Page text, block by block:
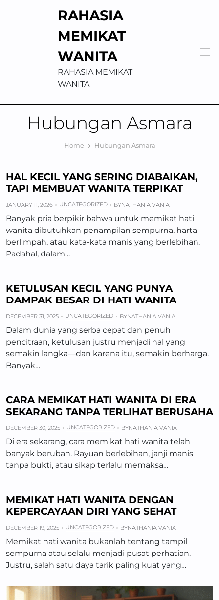
RAHASIA
MEMIKAT
WANITA
RAHASIA MEMIKAT
WANITA
Hubungan Asmara
Home Hubungan Asmara
HAL KECIL YANG SERING DIABAIKAN,
TAPI MEMBUAT WANITA TERPIKAT
JANUARY 11, 2026 UNCATEGORIZED BYNATHANIA VANIA
Banyak pria berpikir bahwa untuk memikat hati
wanita dibutuhkan penampilan sempurna, harta
berlimpah, atau kata-kata manis yang berlebihan.
Padahal, dalam…
KETULUSAN KECIL YANG PUNYA
DAMPAK BESAR DI HATI WANITA
DECEMBER 31, 2025 UNCATEGORIZED BYNATHANIA VANIA
Dalam dunia yang serba cepat dan penuh
pencitraan, ketulusan justru menjadi hal yang
semakin langka—dan karena itu, semakin berharga.
Banyak…
CARA MEMIKAT HATI WANITA DI ERA
SEKARANG TANPA TERLIHAT BERUSAHA
DECEMBER 30, 2025 UNCATEGORIZED BYNATHANIA VANIA
Di era sekarang, cara memikat hati wanita telah
banyak berubah. Rayuan berlebihan, janji manis
tanpa bukti, atau sikap terlalu memaksa…
MEMIKAT HATI WANITA DENGAN
KEPERCAYAAN DIRI YANG SEHAT
DECEMBER 19, 2025 UNCATEGORIZED BYNATHANIA VANIA
Memikat hati wanita bukanlah tentang tampil
sempurna atau selalu menjadi pusat perhatian.
Justru, salah satu daya tarik paling kuat yang…